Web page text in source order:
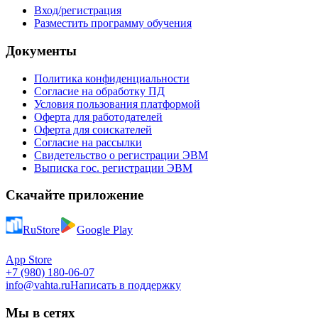
Вход/регистрация
Разместить программу обучения
Документы
Политика конфиденциальности
Согласие на обработку ПД
Условия пользования платформой
Оферта для работодателей
Оферта для соискателей
Согласие на рассылки
Свидетельство о регистрации ЭВМ
Выписка гос. регистрации ЭВМ
Скачайте приложение
RuStore Google Play
App Store
+7 (980) 180-06-07
info@vahta.ruНаписать в поддержку
Мы в сетях